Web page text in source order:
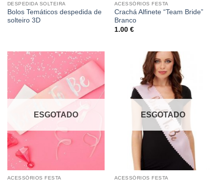
DESPEDIDA SOLTEIRA
Bolos Temáticos despedida de
solteiro 3D
ACESSÓRIOS FESTA
Crachá Alfinete “Team Bride”
Branco
1.00 €
ESGOTADO
ACESSÓRIOS FESTA
ESGOTADO
ACESSÓRIOS FESTA